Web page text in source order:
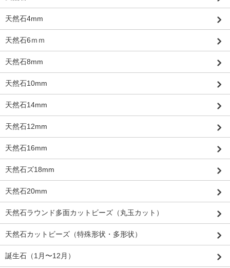
天然石4mm
天然石6ｍｍ
天然石8mm
天然石10mm
天然石14mm
天然石12mm
天然石16mm
天然石ズ18mm
天然石20mm
天然石ラウンド多面カットビーズ（丸玉カット）
天然石カットビーズ（特殊形状・多形状）
誕生石（1月〜12月）